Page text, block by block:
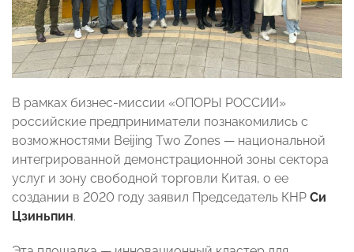
В рамках бизнес-миссии «ОПОРЫ РОССИИ»
российские предприниматели познакомились с
возможностями Beijing Two Zones — национальной
интегрированной демонстрационной зоны сектора
услуг и зону свободной торговли Китая, о ее
создании в 2020 году заявил Председатель КНР Си
Цзиньпин.